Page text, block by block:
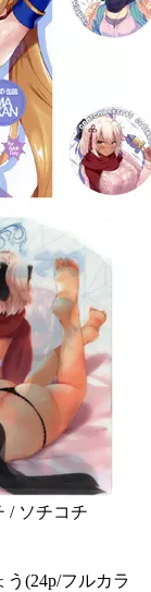
/ ソチコチ
う(24p/フルカラ